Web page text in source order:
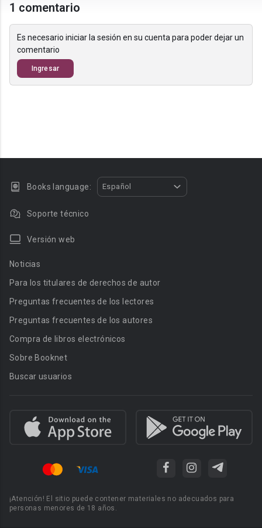
1 comentario
Es necesario iniciar la sesión en su cuenta para poder dejar un
comentario
Ingresar
Books language: Español
Soporte técnico
Versión web
Noticias
Para los titulares de derechos de autor
Preguntas frecuentes de los lectores
Preguntas frecuentes de los autores
Compra de libros electrónicos
Sobre Booknet
Buscar usuarios
¡Atención! El sitio puede contener materiales no adecuados para
personas menores de 18 años.